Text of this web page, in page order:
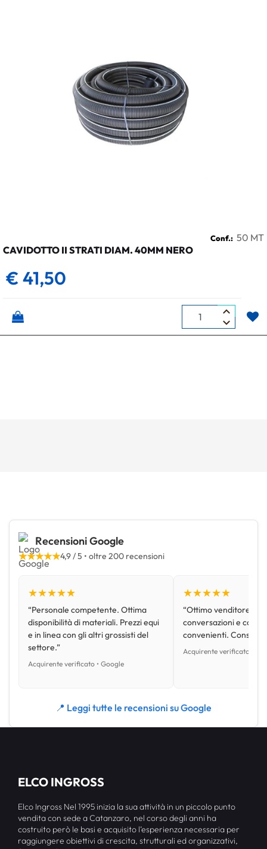
Conf.: 50 MT
CAVIDOTTO II STRATI DIAM. 40MM NERO
€ 41,50
Quantità
Recensioni Google
★★★★★4,9 / 5 • oltre 200 recensioni
★★★★★
“Personale competente. Ottima
disponibilità di materiali. Prezzi equi
e in linea con gli altri grossisti del
settore.”
Acquirente verificato • Google
★★★★★
“Ottimo venditore,
conversazioni e con
convenienti.
Acquirente verificato •
📍 Leggi tutte le recensioni su Google
ELCO INGROSS
Elco Ingross Nel 1995 inizia la sua attività in un piccolo punto
vendita con sede a Catanzaro, nel corso degli anni ha
costruito però le basi e acquisito l’esperienza necessaria per
raggiungere obiettivi di crescita, strutturali ed organizzativi,